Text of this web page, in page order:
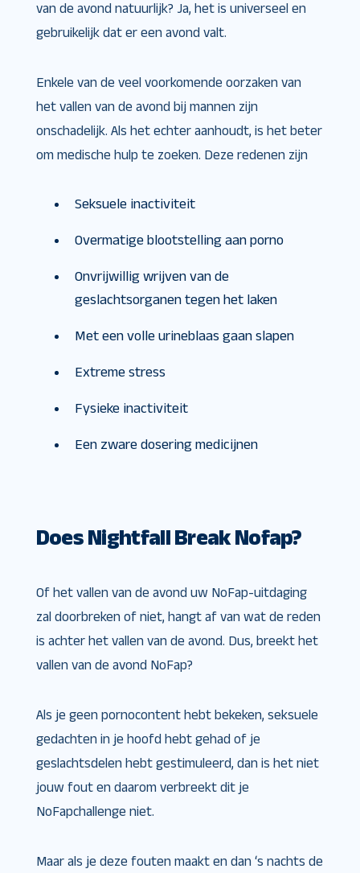
van de avond natuurlijk? Ja, het is universeel en
gebruikelijk dat er een avond valt.
Enkele van de veel voorkomende oorzaken van
het vallen van de avond bij mannen zijn
onschadelijk. Als het echter aanhoudt, is het beter
om medische hulp te zoeken. Deze redenen zijn
Seksuele inactiviteit
Overmatige blootstelling aan porno
Onvrijwillig wrijven van de
geslachtsorganen tegen het laken
Met een volle urineblaas gaan slapen
Extreme stress
Fysieke inactiviteit
Een zware dosering medicijnen
Does Nightfall Break Nofap?
Of het vallen van de avond uw NoFap-uitdaging
zal doorbreken of niet, hangt af van wat de reden
is achter het vallen van de avond. Dus, breekt het
vallen van de avond NoFap?
Als je geen pornocontent hebt bekeken, seksuele
gedachten in je hoofd hebt gehad of je
geslachtsdelen hebt gestimuleerd, dan is het niet
jouw fout en daarom verbreekt dit je
NoFapchallenge niet.
Maar als je deze fouten maakt en dan ‘s nachts de